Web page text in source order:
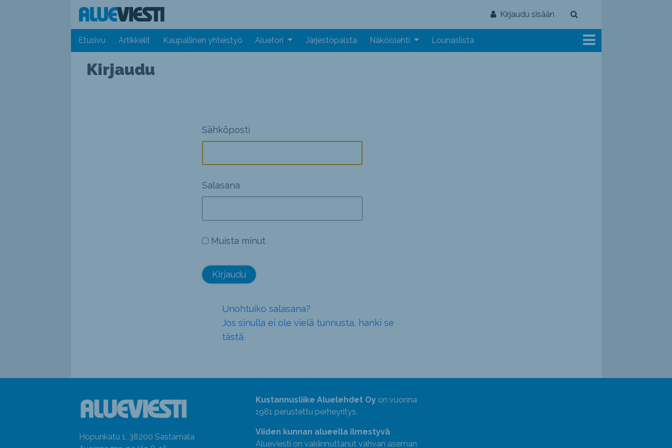
Kirjaudu sisään
Etusivu Artikkelit Kaupallinen yhteistyö Aluetori Järjestöpalsta Näköislehti Lounaslista
Kirjaudu
Sähköposti
Salasana
Muista minut
Unohtuiko salasana?
Jos sinulla ei ole vielä tunnusta, hanki se
tästä.
Hopunkatu 1, 38200 Sastamala
Kustannusliike Aluelehdet Oyon vuonna
1981 perustettu perheyritys.
Viiden kunnan alueella ilmestyvä
Alueviesti on vakiinnuttanut vahvan aseman